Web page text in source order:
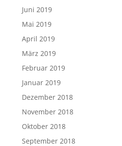
Juni 2019
Mai 2019
April 2019
März 2019
Februar 2019
Januar 2019
Dezember 2018
November 2018
Oktober 2018
September 2018